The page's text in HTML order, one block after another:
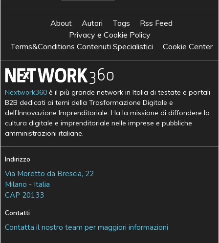
About Autori Tags
Rss Feed
Privacy e Cookie Policy
Terms&Conditions Contenuti Specialistici
Cookie Center
Nextwork360 è il più grande network in Italia di testate e portali
B2B dedicati ai temi della Trasformazione Digitale e
dell’Innovazione Imprenditoriale. Ha la missione di diffondere la
cultura digitale e imprenditoriale nelle imprese e pubbliche
amministrazioni italiane.
Indirizzo
Via Moretto da Brescia, 22
Milano - Italia
CAP 20133
Contatti
Contatta il nostro team per maggiori informazioni